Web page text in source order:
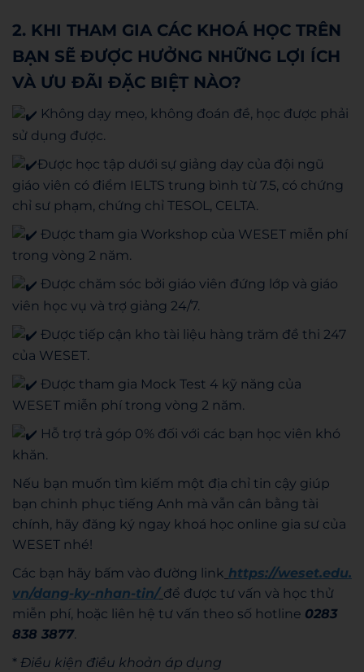
2. KHI THAM GIA CÁC KHOÁ HỌC TRÊN
BẠN SẼ ĐƯỢC HƯỞNG NHỮNG LỢI ÍCH
VÀ ƯU ĐÃI ĐẶC BIỆT NÀO?
Không dạy mẹo, không đoán đề, học được phải
sử dụng được.
Được học tập dưới sự giảng dạy của đội ngũ
giáo viên có điểm IELTS trung bình từ 7.5, có chứng
chỉ sư phạm, chứng chỉ TESOL, CELTA.
Được tham gia Workshop của WESET miễn phí
trong vòng 2 năm.
Được chăm sóc bởi giáo viên đứng lớp và giáo
viên học vụ và trợ giảng 24/7.
Được tiếp cận kho tài liệu hàng trăm đề thi 247
của WESET.
Được tham gia Mock Test 4 kỹ năng của
WESET miễn phí trong vòng 2 năm.
Hỗ trợ trả góp 0% đối với các bạn học viên khó
khăn.
Nếu bạn muốn tìm kiếm một địa chỉ tin cậy giúp
bạn chinh phục tiếng Anh mà vẫn cân bằng tài
chính, hãy đăng ký ngay khoá học online gia sư của
WESET nhé!
Các bạn hãy bấm vào đường link https://weset.edu.
vn/dang-ky-nhan-tin/ để được tư vấn và học thử
miễn phí, hoặc liên hệ tư vấn theo số hotline 0283
838 3877.
* Điều kiện điều khoản áp dụng